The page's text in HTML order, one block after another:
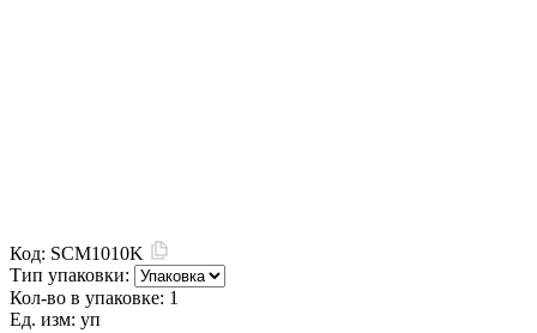
Код: SCM1010K
Тип упаковки:
Кол-во в упаковке: 1
Ед. изм: уп